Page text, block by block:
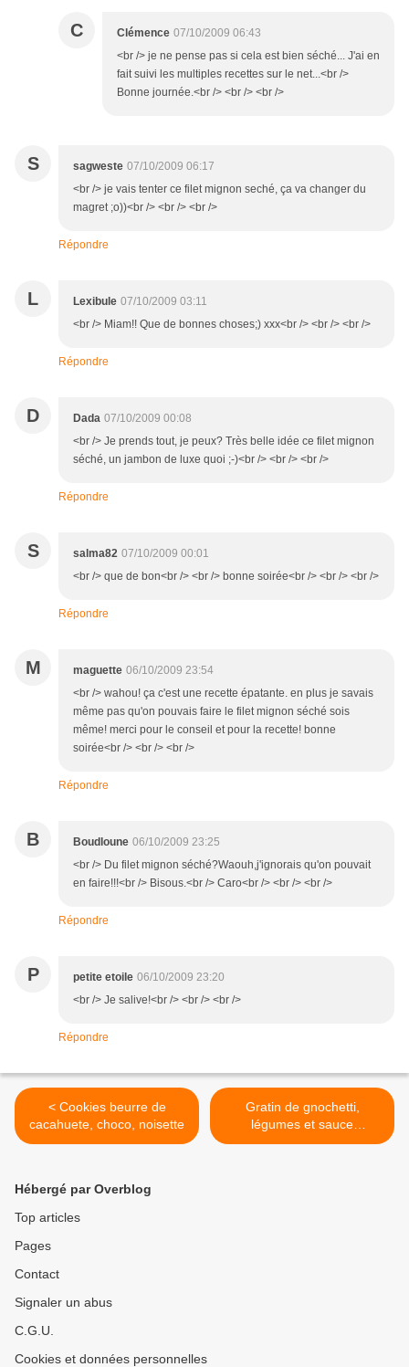
C Clémence 07/10/2009 06:43
<br /> je ne pense pas si cela est bien séché... J'ai en
fait suivi les multiples recettes sur le net...<br />
Bonne journée.<br /> <br /> <br />
S sagweste 07/10/2009 06:17
<br /> je vais tenter ce filet mignon seché, ça va changer du
magret ;o))<br /> <br /> <br />
Répondre
L Lexibule 07/10/2009 03:11
<br /> Miam!! Que de bonnes choses;) xxx<br /> <br /> <br />
Répondre
D Dada 07/10/2009 00:08
<br /> Je prends tout, je peux? Très belle idée ce filet mignon
séché, un jambon de luxe quoi ;-)<br /> <br /> <br />
Répondre
S salma82 07/10/2009 00:01
<br /> que de bon<br /> <br /> bonne soirée<br /> <br /> <br />
Répondre
M maguette 06/10/2009 23:54
<br /> wahou! ça c'est une recette épatante. en plus je savais
même pas qu'on pouvais faire le filet mignon séché sois
même! merci pour le conseil et pour la recette! bonne
soirée<br /> <br /> <br />
Répondre
B Boudloune 06/10/2009 23:25
<br /> Du filet mignon séché?Waouh,j'ignorais qu'on pouvait
en faire!!!<br /> Bisous.<br /> Caro<br /> <br /> <br />
Répondre
P petite etoile 06/10/2009 23:20
<br /> Je salive!<br /> <br /> <br />
Répondre
< Cookies beurre de
cacahuete, choco, noisette
Gratin de gnochetti,
légumes et sauce
bolognaise >
Hébergé par Overblog
Top articles
Pages
Contact
Signaler un abus
C.G.U.
Cookies et données personnelles